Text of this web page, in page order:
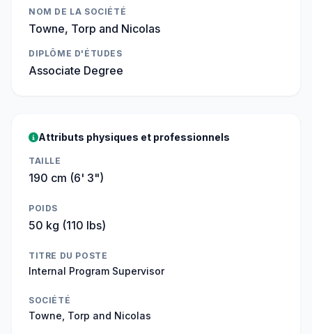
NOM DE LA SOCIÉTÉ
Towne, Torp and Nicolas
DIPLÔME D'ÉTUDES
Associate Degree
Attributs physiques et professionnels
TAILLE
190 cm (6' 3")
POIDS
50 kg (110 lbs)
TITRE DU POSTE
Internal Program Supervisor
SOCIÉTÉ
Towne, Torp and Nicolas